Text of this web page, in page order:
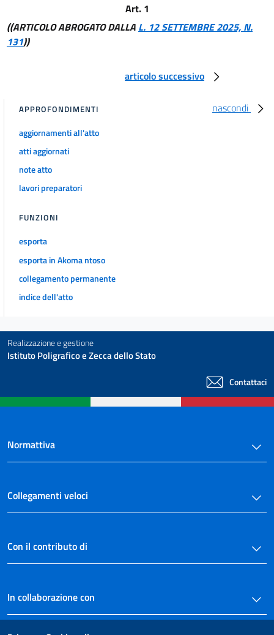
24
Art. 1
((ARTICOLO ABROGATO DALLA L. 12 SETTEMBRE 2025, N.
131))
articolo successivo
nascondi
APPROFONDIMENTI
aggiornamenti all'atto
atti aggiornati
note atto
lavori preparatori
FUNZIONI
esporta
esporta in Akoma ntoso
collegamento permanente
indice dell'atto
Realizzazione e gestione
Istituto Poligrafico e Zecca dello Stato
Contattaci
Normattiva
Collegamenti veloci
Con il contributo di
In collaborazione con